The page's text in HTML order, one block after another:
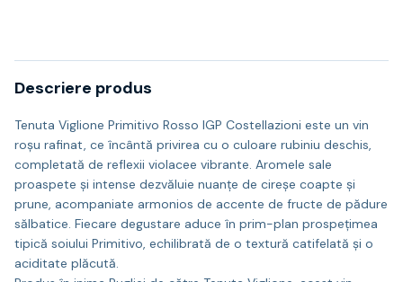
Descriere produs
Tenuta Viglione Primitivo Rosso IGP Costellazioni este un vin
roșu rafinat, ce încântă privirea cu o culoare rubiniu deschis,
completată de reflexii violacee vibrante. Aromele sale
proaspete și intense dezvăluie nuanțe de cireșe coapte și
prune, acompaniate armonios de accente de fructe de pădure
sălbatice. Fiecare degustare aduce în prim-plan prospețimea
tipică soiului Primitivo, echilibrată de o textură catifelată și o
aciditate plăcută.